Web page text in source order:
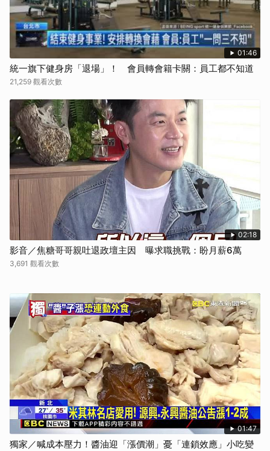
01:46
統一旗下健身房「退場」！ 會員轉會籍卡關：員工都不知道
21,259 觀看次數
02:18
影音／焦糖哥哥親吐退政壇主因 曝求職挑戰：盼月薪6萬
3,691 觀看次數
01:47
獨家／喊成本壓力！醬油迎「漲價潮」憂「連鎖效應」小吃變